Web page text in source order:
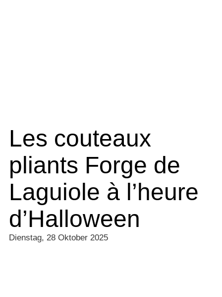
Les couteaux
pliants Forge de
Laguiole à l’heure
d’Halloween
Dienstag, 28 Oktober 2025